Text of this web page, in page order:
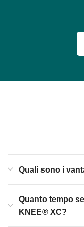
Quali sono i
Quanto tempo
KNEE® XC?